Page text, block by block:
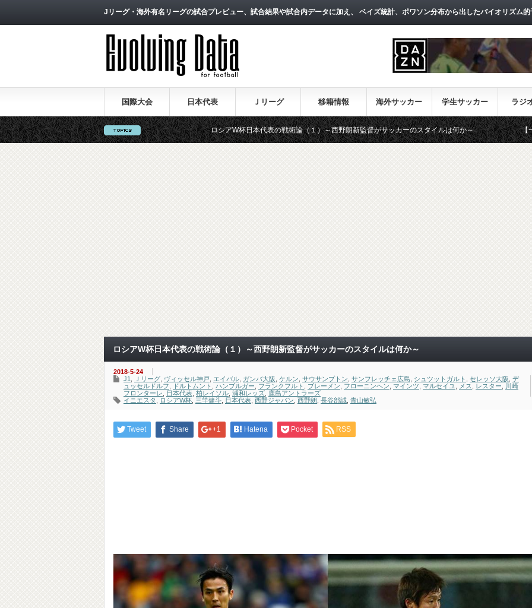
Jリーグ・海外有名リーグの試合プレビュー、試合結果や試合内データに加え、 ベイズ統計、ポワソン分布から出したバイオリズム
国際大会 日本代表 Ｊリーグ 移籍情報 海外サッカー 学生サッカー ラジ
ロシアW杯日本代表の戦術論（１）～西野朗新監督がサッカーのスタイルは何か～ 【一覧】J1・J2・
ロシアW杯日本代表の戦術論（１）～西野朗新監督がサッカーのスタイルは何か～
2018-5-24
J1
Ｊリーグ ヴィッセル神戸 エイバル ガンバ大阪 ケルン サウサンプトン サンフレッチェ広島 シュツットガルト セレッソ大阪 デ
ュッセルドルフ
ドルトムント ハンブルガー フランクフルト ブレーメン フローニンヘン マインツ マルセイユ メス レスター
川崎
フロンターレ
日本代表 柏レイソル 浦和レッズ 鹿島アントラーズ
イニエスタ
ロシアW杯 三竿健斗 日本代表 西野ジャパン 西野朗 長谷部誠 青山敏弘
Tweet Share +1 Hatena Pocket RSS